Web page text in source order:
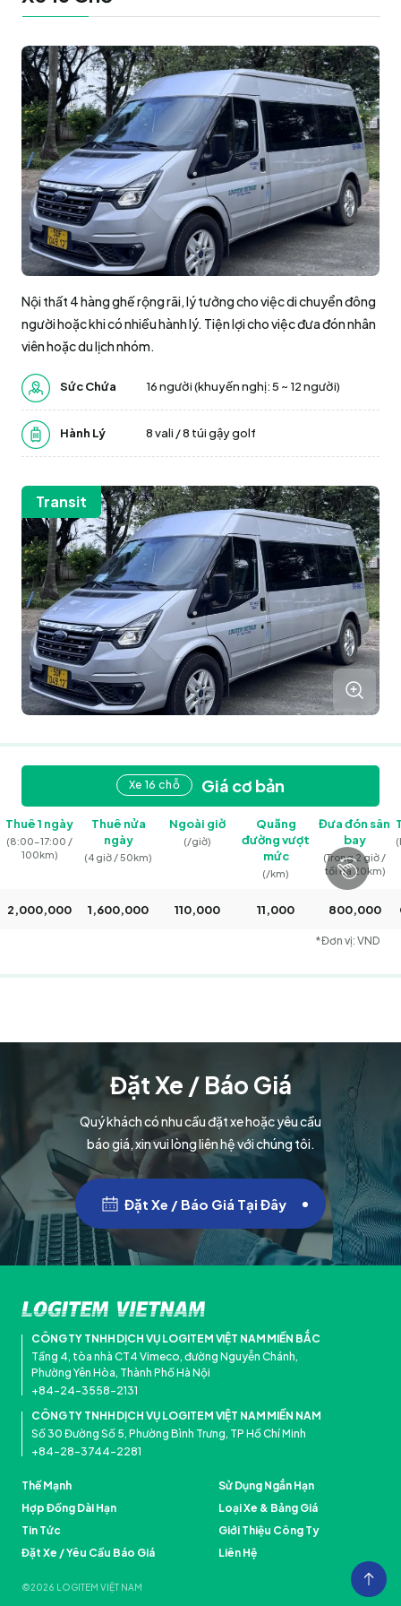
Đặt Xe / Báo Giá
+84-28-3744-2281
Nội thất 4 hàng ghế rộng rãi, lý tưởng cho việc di chuyển đông
người hoặc khi có nhiều hành lý. Tiện lợi cho việc đưa đón nhân
viên hoặc du lịch nhóm.
Sức Chứa 16 người (khuyến nghị: 5 ~ 12 người)
Hành Lý 8 vali / 8 túi gậy golf
Transit
Xe 16 chỗ Giá cơ bản
Thuê 1 ngày
(8:00–17:00 /
100km)
Thuê nửa
ngày
(4 giờ / 50km)
Ngoài giờ
(/giờ)
Quãng
đường vượt
mức
(/km)
Đưa đón sân
bay
(Trong 2 giờ /
tối đa 20km)
2,000,000 1,600,000 110,000 11,000 800,000
*Đơn vị: VND
Đặt Xe / Báo Giá
Quý khách có nhu cầu đặt xe hoặc yêu cầu
báo giá, xin vui lòng liên hệ với chúng tôi.
Đặt Xe / Báo Giá Tại Đây
CÔNG TY TNHH DỊCH VỤ LOGITEM VIỆT NAM MIỀN BẮC
Tầng 4, tòa nhà CT4 Vimeco, đường Nguyễn Chánh,
Phường Yên Hòa, Thành Phố Hà Nội
+84-24-3558-2131
CÔNG TY TNHH DỊCH VỤ LOGITEM VIỆT NAM MIỀN NAM
Số 30 Đường Số 5, Phường Bình Trưng, TP Hồ Chí Minh
+84-28-3744-2281
Thế Mạnh
Hợp Đồng Dài Hạn
Tin Tức
Đặt Xe / Yêu Cầu Báo Giá
Sử Dụng Ngắn Hạn
Loại Xe & Bảng Giá
Giới Thiệu Công Ty
Liên Hệ
©︎2026 LOGITEM VIỆT NAM